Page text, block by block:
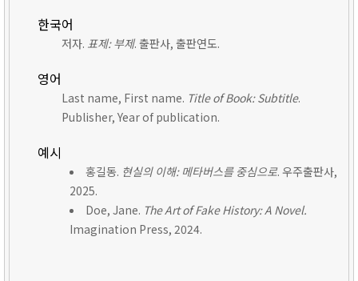
한국어
저자. 표제: 부제. 출판사, 출판연도.
영어
Last name, First name. Title of Book: Subtitle.
Publisher, Year of publication.
예시
홍길동. 현실의 이해: 메타버스를 중심으로. 우주출판사,
2025.
Doe, Jane. The Art of Fake History: A Novel.
Imagination Press, 2024.